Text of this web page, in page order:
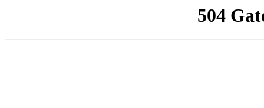
504